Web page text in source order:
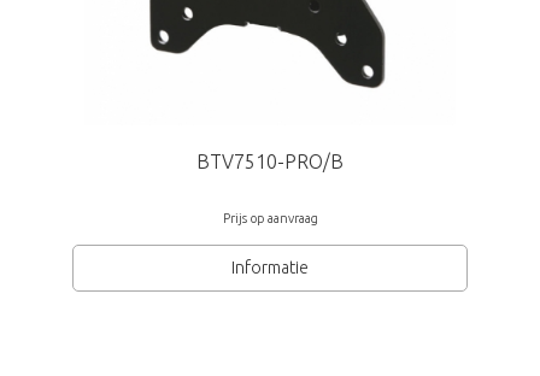
BTV7510-PRO/B
Prijs op aanvraag
Informatie